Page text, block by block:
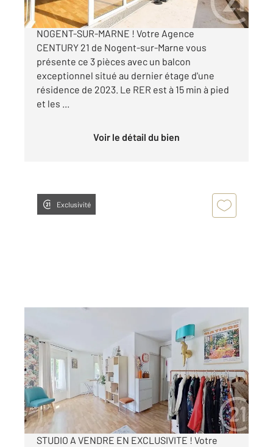
APPARTEMENT A VENDRE EN EXCLUSIVITE -
NOGENT-SUR-MARNE ! Votre Agence
CENTURY 21 de Nogent-sur-Marne vous
présente ce 3 pièces avec un balcon
exceptionnel situé au dernier étage d'une
résidence de 2023. Le RER est à 15 min à pied
et les ...
Voir le détail du bien
Exclusivité
23,24 m
Ref : 1455
Appartement Studio à vendre
179 000 €
Visiter le site dédié
STUDIO A VENDRE EN EXCLUSIVITE ! Votre